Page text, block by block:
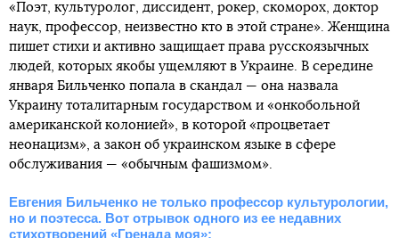
«Поэт, культуролог, диссидент, рокер, скоморох, доктор
наук, профессор, неизвестно кто в этой стране». Женщина
пишет стихи и активно защищает права русскоязычных
людей, которых якобы ущемляют в Украине. В середине
января Бильченко попала в скандал — она назвала
Украину тоталитарным государством и «онкобольной
американской колонией», в которой «процветает
неонацизм», а закон об украинском языке в сфере
обслуживания — «обычным фашизмом».
Евгения Бильченко не только профессор культурологии,
но и поэтесса. Вот отрывок одного из ее недавних
стихотворений «Гренада моя»: